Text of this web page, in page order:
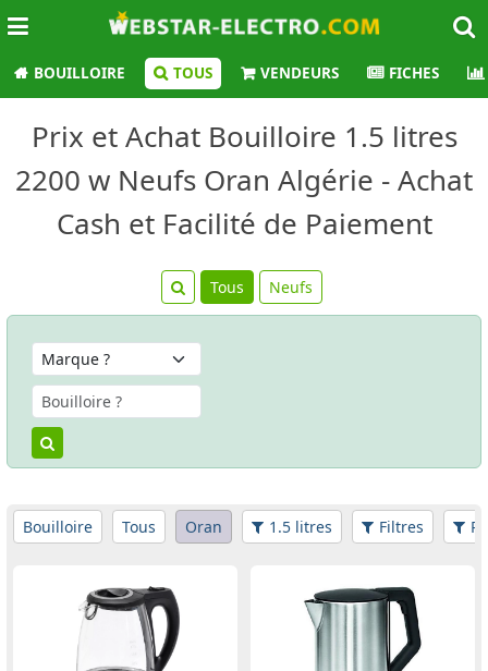
BOUILLOIRE TOUS VENDEURS FICHES
Prix et Achat Bouilloire 1.5 litres
2200 w Neufs Oran Algérie - Achat
Cash et Facilité de Paiement
Tous Neufs
Bouilloire Tous Oran 1.5 litres Filtres